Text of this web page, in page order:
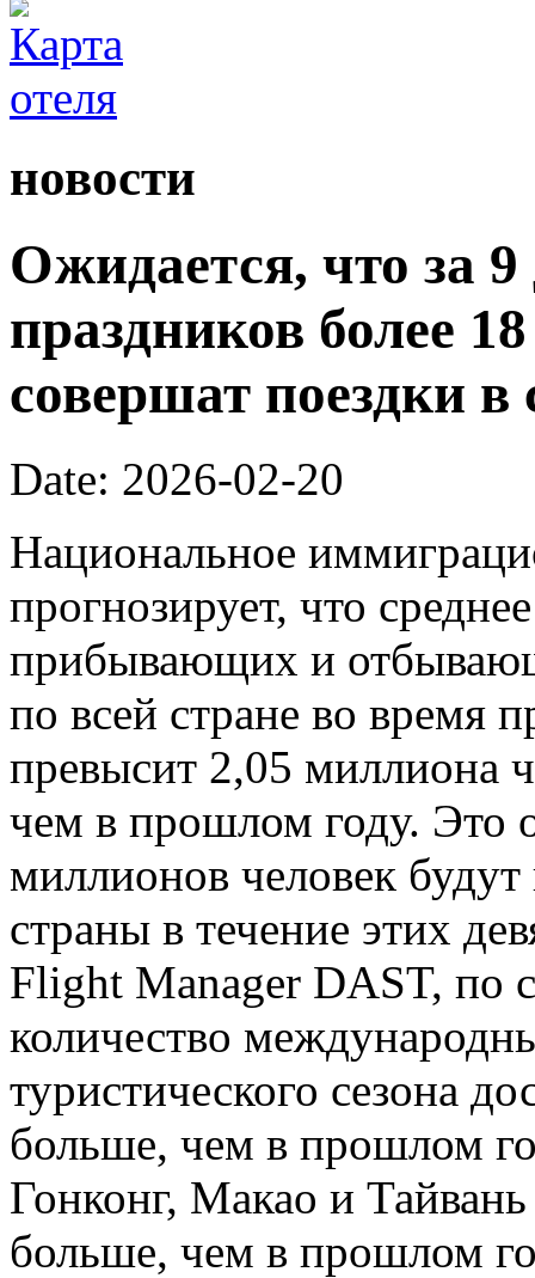
новости
Ожидается, что за 9
праздников более
совершат поездки
Date: 2026-02-20
Национальное
прогнозирует, что
прибывающих и
по всей стране во время
превысит 2,05 миллиона
чем в прошлом году. Это
миллионов человек будут
страны в течение этих
Flight Manager DAST, по
количество
туристического сезона
больше, чем в прошлом
Гонконг, Макао и
больше, чем в прошлом